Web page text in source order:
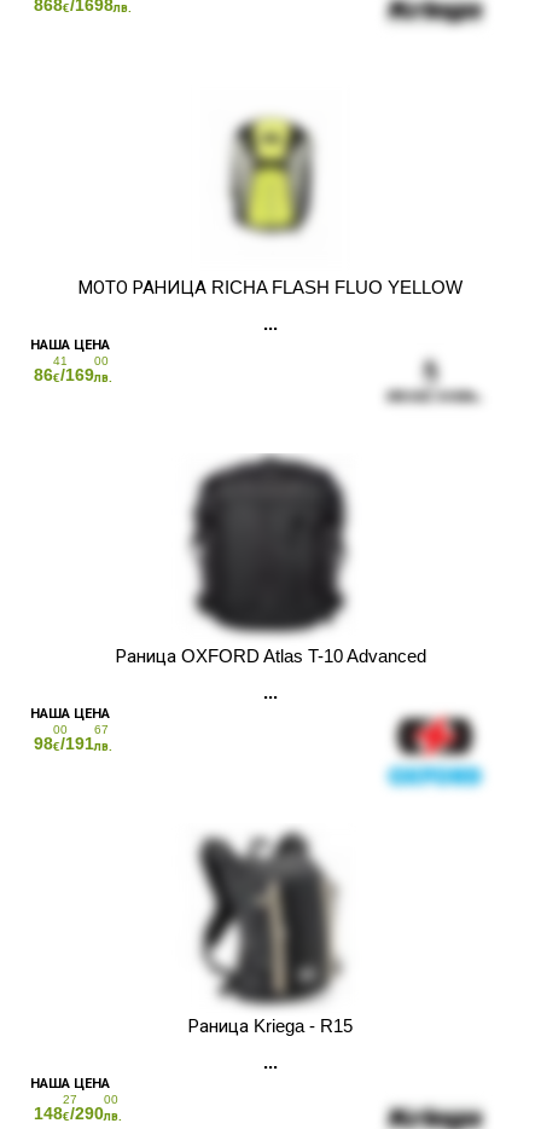
868€/1698лв.
МОТО РАНИЦА RICHA FLASH FLUO YELLOW
86
41
€/169
00
лв.
Раница OXFORD Atlas T-10 Advanced
98
00
€/191
67
лв.
Раница Kriega - R15
148
27
€/290
00
лв.